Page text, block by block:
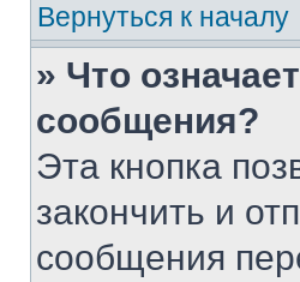
Вернуться к началу
» Что
сообщения?
Эта кнопка
закончить и
сообщения